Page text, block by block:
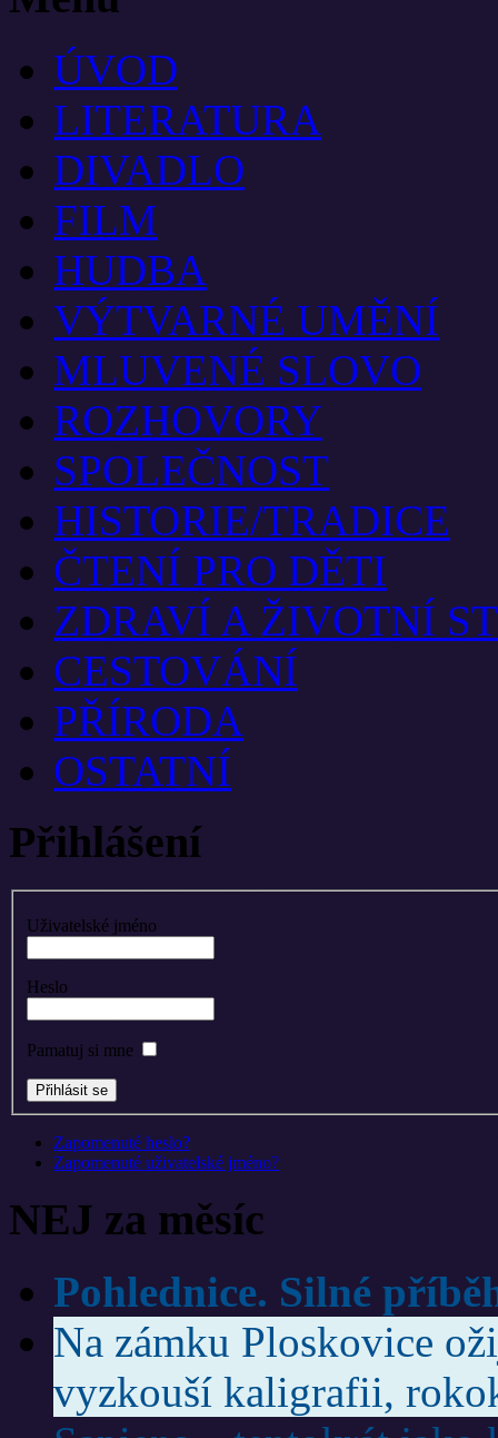
ÚVOD
LITERATURA
DIVADLO
FILM
HUDBA
VÝTVARNÉ UMĚNÍ
MLUVENÉ SLOVO
ROZHOVORY
SPOLEČNOST
HISTORIE/TRADICE
ČTENÍ PRO DĚTI
ZDRAVÍ A ŽIVOTNÍ
CESTOVÁNÍ
PŘÍRODA
OSTATNÍ
Přihlášení
Uživatelské jméno
Heslo
Pamatuj si mne
Zapomenuté heslo?
Zapomenuté uživatelské jméno?
NEJ za měsíc
Pohlednice. Silné
Na zámku Ploskovice
vyzkouší kaligrafii,